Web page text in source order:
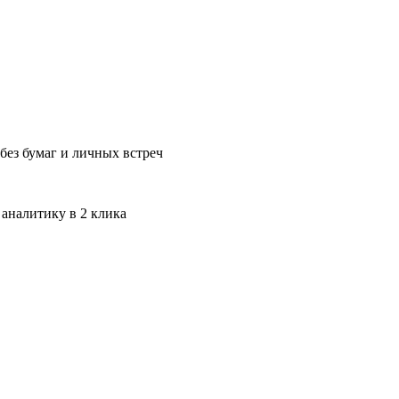
бумаг и личных встреч
в 2 клика